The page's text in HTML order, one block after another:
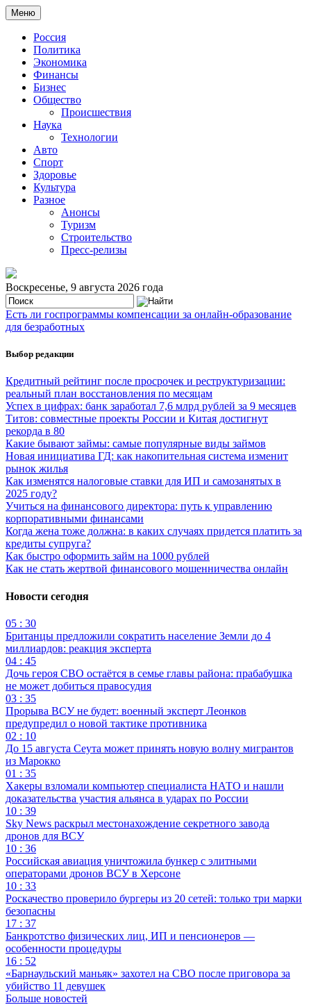
Меню
Россия
Политика
Экономика
Финансы
Бизнес
Общество
Происшествия
Наука
Технологии
Авто
Спорт
Здоровье
Культура
Разное
Анонсы
Туризм
Строительство
Пресс-релизы
Воскресенье, 9 августа 2026 года
Есть ли госпрограммы компенсации за онлайн-образование
для безработных
Выбор редакции
Кредитный рейтинг после просрочек и реструктуризации:
реальный план восстановления по месяцам
Успех в цифрах: банк заработал 7,6 млрд рублей за 9 месяцев
Титов: совместные проекты России и Китая достигнут
рекорда в 80
Какие бывают займы: самые популярные виды займов
Новая инициатива ГД: как накопительная система изменит
рынок жилья
Как изменятся налоговые ставки для ИП и самозанятых в
2025 году?
Учиться на финансового директора: путь к управлению
корпоративными финансами
Когда жена тоже должна: в каких случаях придется платить за
кредиты супруга?
Как быстро оформить займ на 1000 рублей
Как не стать жертвой финансового мошенничества онлайн
Новости сегодня
05 : 30
Британцы предложили сократить население Земли до 4
миллиардов: реакция эксперта
04 : 45
Дочь героя СВО остаётся в семье главы района: прабабушка
не может добиться правосудия
03 : 35
Прорыва ВСУ не будет: военный эксперт Леонков
предупредил о новой тактике противника
02 : 10
До 15 августа Сеута может принять новую волну мигрантов
из Марокко
01 : 35
Хакеры взломали компьютер специалиста НАТО и нашли
доказательства участия альянса в ударах по России
10 : 39
Sky News раскрыл местонахождение секретного завода
дронов для ВСУ
10 : 36
Российская авиация уничтожила бункер с элитными
операторами дронов ВСУ в Херсоне
10 : 33
Роскачество проверило бургеры из 20 сетей: только три марки
безопасны
17 : 37
Банкротство физических лиц, ИП и пенсионеров —
особенности процедуры
16 : 52
«Барнаульский маньяк» захотел на СВО после приговора за
убийство 11 девушек
Больше новостей